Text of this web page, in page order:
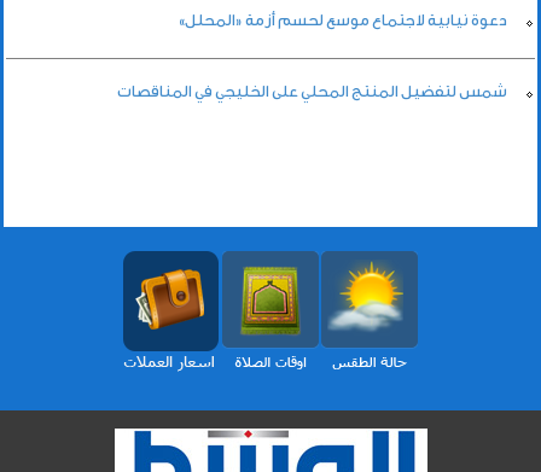
دعوة نيابية لاجتماع موسع لحسم أزمة «المحلل»
شمس لتفضيل المنتج المحلي على الخليجي في المناقصات